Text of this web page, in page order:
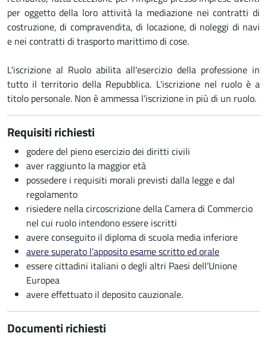
per oggetto della loro attività la mediazione nei contratti di
costruzione, di compravendita, di locazione, di noleggi di navi
e nei contratti di trasporto marittimo di cose.
L'iscrizione al Ruolo abilita all'esercizio della professione in
tutto il territorio della Repubblica. L'iscrizione nel ruolo è a
titolo personale. Non è ammessa l'iscrizione in più di un ruolo.
Requisiti richiesti
godere del pieno esercizio dei diritti civili
aver raggiunto la maggior età
possedere i requisiti morali previsti dalla legge e dal
regolamento
risiedere nella circoscrizione della Camera di Commercio
nel cui ruolo intendono essere iscritti
avere conseguito il diploma di scuola media inferiore
avere superato l’apposito esame scritto ed orale
essere cittadini italiani o degli altri Paesi dell’Unione
Europea
avere effettuato il deposito cauzionale.
Documenti richiesti